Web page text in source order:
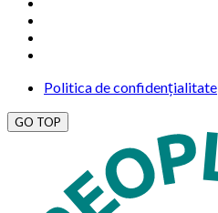
Politica de confidențialitate
GO TOP